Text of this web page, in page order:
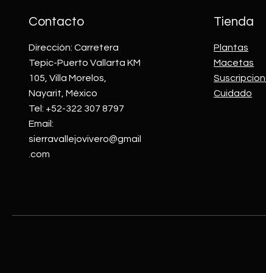
Contacto
Dirección: Carretera
Tepic-Puerto Vallarta KM
105, Villa Morelos,
Nayarit, México
Tel: +52-322 307 8797
Email:
sierravallejovivero@gmail
.com
Tienda
Plantas
Macetas
Cuidado